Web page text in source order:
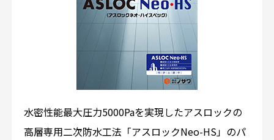
水密性能最大圧力5000Paを実現したアスロックの
高層専用二次防水工法「アスロックNeo-HS」のパ